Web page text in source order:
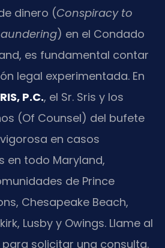
dinero (Conspiracy to
) en el Condado
es fundamental contar
legal experimentada. En
P.C., el Sr. Sris y los
(Of Counsel) del bufete
en casos
en todo Maryland,
de Prince
Chesapeake Beach,
Lusby y Owings. Llame al
para solicitar una consulta.